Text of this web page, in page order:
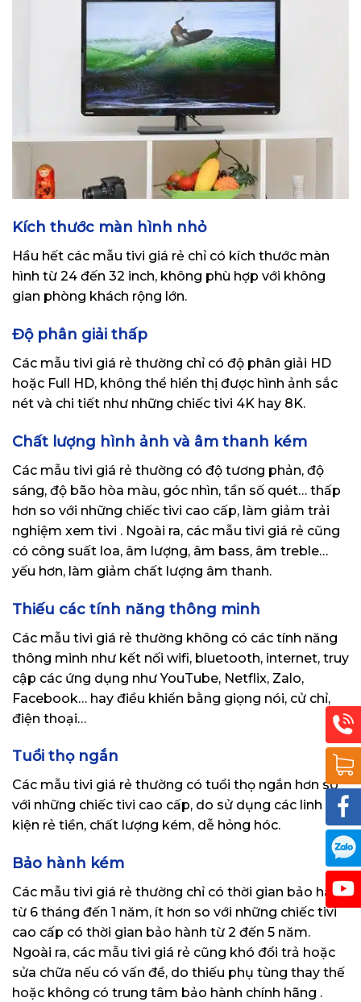
Kích thước màn hình nhỏ
Hầu hết các mẫu tivi giá rẻ chỉ có kích thước màn
hình từ 24 đến 32 inch, không phù hợp với không
gian phòng khách rộng lớn.
Độ phân giải thấp
Các mẫu tivi giá rẻ thường chỉ có độ phân giải HD
hoặc Full HD, không thể hiển thị được hình ảnh sắc
nét và chi tiết như những chiếc tivi 4K hay 8K.
Chất lượng hình ảnh và âm thanh kém
Các mẫu tivi giá rẻ thường có độ tương phản, độ
sáng, độ bão hòa màu, góc nhìn, tần số quét… thấp
hơn so với những chiếc tivi cao cấp, làm giảm trải
nghiệm xem tivi . Ngoài ra, các mẫu tivi giá rẻ cũng
có công suất loa, âm lượng, âm bass, âm treble…
yếu hơn, làm giảm chất lượng âm thanh.
Thiếu các tính năng thông minh
Các mẫu tivi giá rẻ thường không có các tính năng
thông minh như kết nối wifi, bluetooth, internet, truy
cập các ứng dụng như YouTube, Netflix, Zalo,
Facebook… hay điều khiển bằng giọng nói, cử chỉ,
điện thoại…
Tuổi thọ ngắn
Các mẫu tivi giá rẻ thường có tuổi thọ ngắn hơn so
với những chiếc tivi cao cấp, do sử dụng các linh
kiện rẻ tiền, chất lượng kém, dễ hỏng hóc.
Bảo hành kém
Các mẫu tivi giá rẻ thường chỉ có thời gian bảo hành
từ 6 tháng đến 1 năm, ít hơn so với những chiếc tivi
cao cấp có thời gian bảo hành từ 2 đến 5 năm.
Ngoài ra, các mẫu tivi giá rẻ cũng khó đổi trả hoặc
sửa chữa nếu có vấn đề, do thiếu phụ tùng thay thế
hoặc không có trung tâm bảo hành chính hãng .